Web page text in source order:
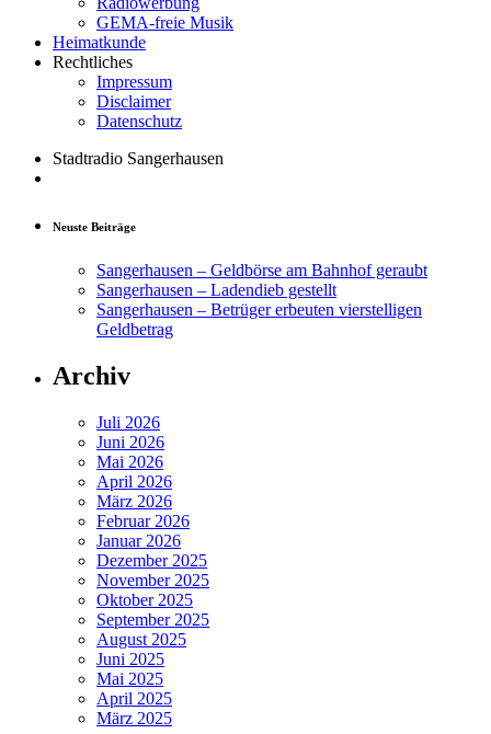
GEMA-freie Musik
Heimatkunde
Rechtliches
Impressum
Disclaimer
Datenschutz
Stadtradio Sangerhausen
Neuste Beiträge
Sangerhausen – Geldbörse am Bahnhof geraubt
Sangerhausen – Ladendieb gestellt
Sangerhausen – Betrüger erbeuten vierstelligen
Geldbetrag
Archiv
Juli 2026
Juni 2026
Mai 2026
April 2026
März 2026
Februar 2026
Januar 2026
Dezember 2025
November 2025
Oktober 2025
September 2025
August 2025
Juni 2025
Mai 2025
April 2025
März 2025